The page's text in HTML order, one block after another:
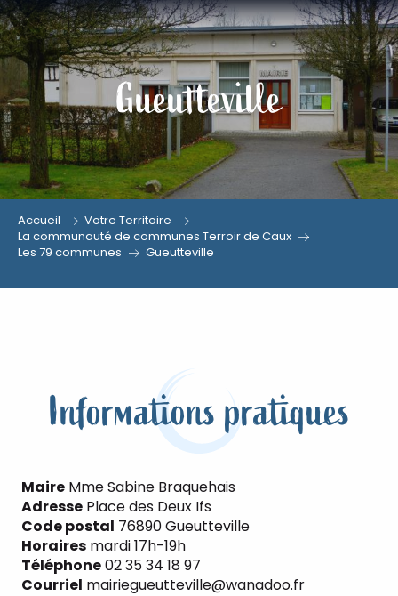
Aller
au
contenu
principal
Gueutteville
Accueil
Votre Territoire
La communauté de communes Terroir de Caux
Les 79 communes
Gueutteville
Informations pratiques
Maire Mme Sabine Braquehais
Adresse Place des Deux Ifs
Code postal 76890 Gueutteville
Horaires mardi 17h-19h
Téléphone02 35 34 18 97
Courriel mairiegueutteville@wanadoo.fr